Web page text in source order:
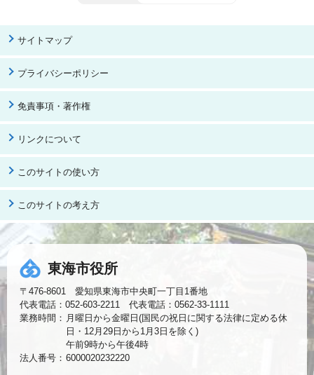
サイトマップ
プライバシーポリシー
免責事項・著作権
リンクについて
このサイトの使い方
このサイトの考え方
東海市役所
〒476-8601 愛知県東海市中央町一丁目1番地
代表電話：052-603-2211 代表電話：0562-33-1111
業務時間： 月曜日から金曜日(国民の祝日に関する法律に定める休
日・12月29日から1月3日を除く)
午前9時から午後4時
法人番号： 6000020232220